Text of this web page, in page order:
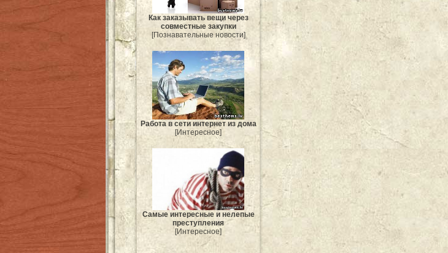
Как заказывать вещи через
совместные закупки
[Познавательные новости]
Работа в сети интернет из дома
[Интересное]
Самые интересные и нелепые
преступления
[Интересное]